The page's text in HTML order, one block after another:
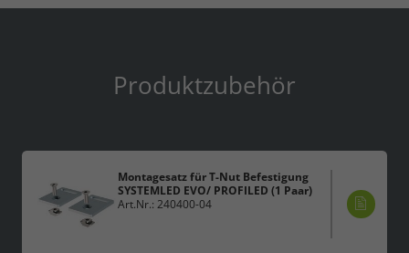
Produktzubehör
Montagesatz für T-Nut Befestigung
SYSTEMLED EVO/ PROFILED (1 Paar)
Art.Nr.: 240400-04